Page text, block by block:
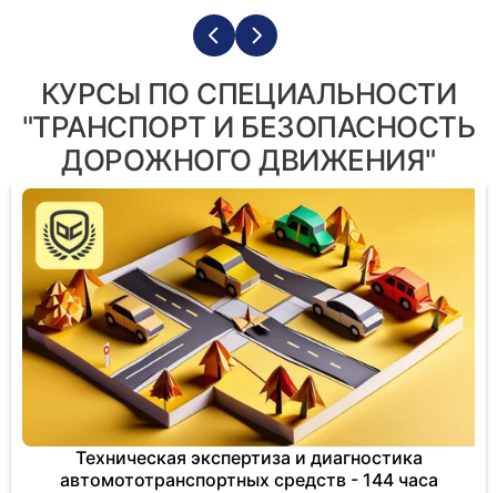
КУРСЫ ПО СПЕЦИАЛЬНОСТИ
"ТРАНСПОРТ И БЕЗОПАСНОСТЬ
ДОРОЖНОГО ДВИЖЕНИЯ"
Техническая экспертиза и диагностика
автомототранспортных средств - 144 часа